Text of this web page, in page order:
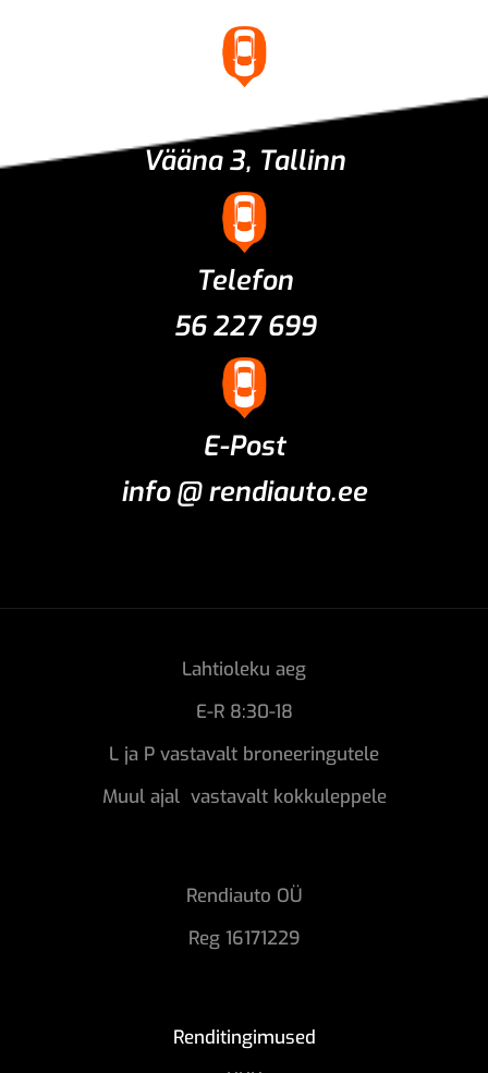
Asukoht
Vääna 3, Tallinn
Telefon
56 227 699
E-Post
info @ rendiauto.ee
Lahtioleku aeg
E-R 8:30-18
L ja P vastavalt broneeringutele
Muul ajal vastavalt kokkuleppele
Rendiauto OÜ
Reg 16171229
Renditingimused